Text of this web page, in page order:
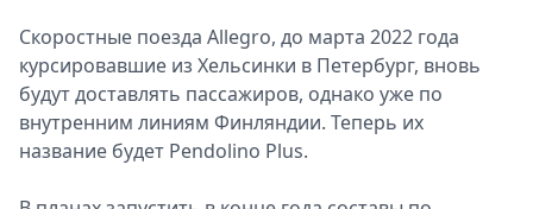
Скачай
Metro
Скоростные поезда Allegro, до марта 2022 года
курсировавшие из Хельсинки в Петербург, вновь
будут доставлять пассажиров, однако уже по
внутренним линиям Финляндии. Теперь их
название будет Pendolino Plus.